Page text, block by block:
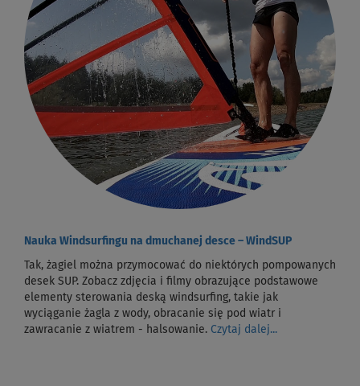
Nauka Windsurfingu na dmuchanej desce – WindSUP
Tak, żagiel można przymocować do niektórych pompowanych
desek SUP. Zobacz zdjęcia i filmy obrazujące podstawowe
elementy sterowania deską windsurfing, takie jak
wyciąganie żagla z wody, obracanie się pod wiatr i
zawracanie z wiatrem - halsowanie. Czytaj dalej...